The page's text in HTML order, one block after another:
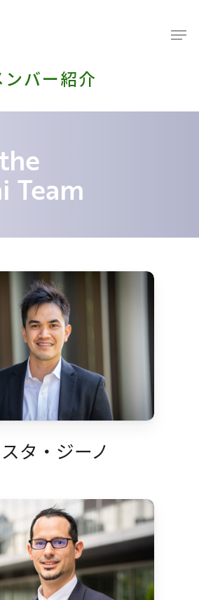
ンバー紹介
Team
タ・ジーノ